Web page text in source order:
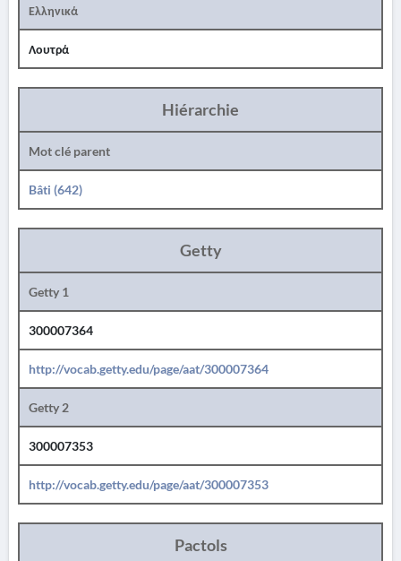
Ελληνικά
Λουτρά
Hiérarchie
Mot clé parent
Bâti (642)
Getty
Getty 1
300007364
http://vocab.getty.edu/page/aat/300007364
Getty 2
300007353
http://vocab.getty.edu/page/aat/300007353
Pactols